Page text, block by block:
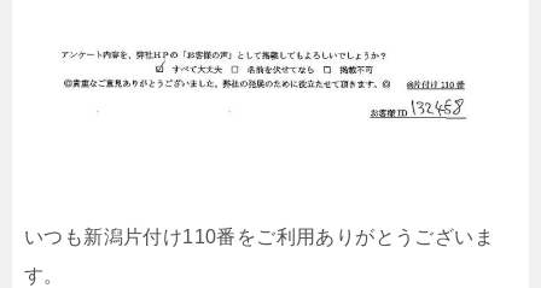
いつも新潟片付け110番をご利用ありがとうございま
す。